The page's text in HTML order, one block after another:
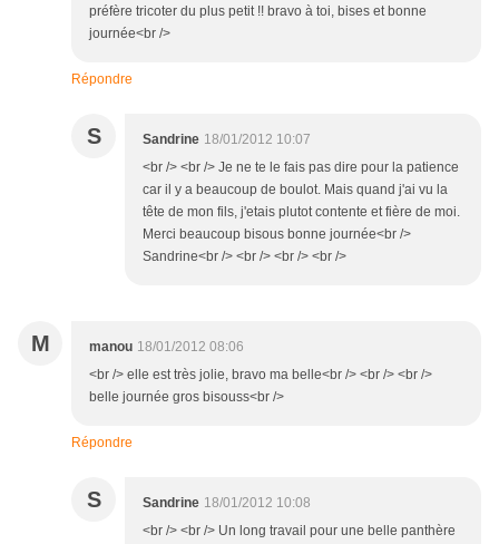
préfère tricoter du plus petit !! bravo à toi, bises et bonne
journée<br />
Répondre
S Sandrine 18/01/2012 10:07
<br /> <br /> Je ne te le fais pas dire pour la patience
car il y a beaucoup de boulot. Mais quand j'ai vu la
tête de mon fils, j'etais plutot contente et fière de moi.
Merci beaucoup bisous bonne journée<br />
Sandrine<br /> <br /> <br /> <br />
M manou 18/01/2012 08:06
<br /> elle est très jolie, bravo ma belle<br /> <br /> <br />
belle journée gros bisouss<br />
Répondre
S Sandrine 18/01/2012 10:08
<br /> <br /> Un long travail pour une belle panthère